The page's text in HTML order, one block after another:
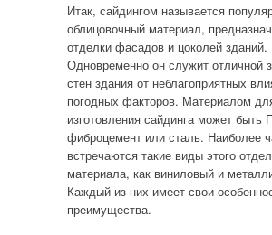
Итак, сайдингом называется
облицовочный материал,
отделки фасадов и цоколей зданий.
Одновременно он служит отличной
стен здания от неблагоприятных
погодных факторов. Материалом
изготовления сайдинга может быть
фиброцемент или сталь. Наиболее
встречаются такие виды этого
материала, как виниловый и
Каждый из них имеет свои
преимущества.